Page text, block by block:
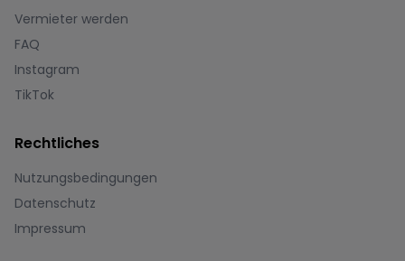
Vermieter werden
FAQ
Instagram
TikTok
Rechtliches
Nutzungsbedingungen
Datenschutz
Impressum